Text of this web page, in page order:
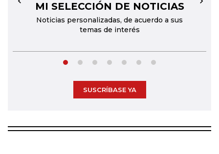
MI SELECCIÓN DE NOTICIAS
Noticias personalizadas, de acuerdo a sus
temas de interés
← →
SUSCRÍBASE YA